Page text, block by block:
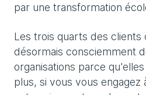
par une transformation
Les trois quarts des clients
désormais consciemment
organisations parce
plus, si vous vous engagez